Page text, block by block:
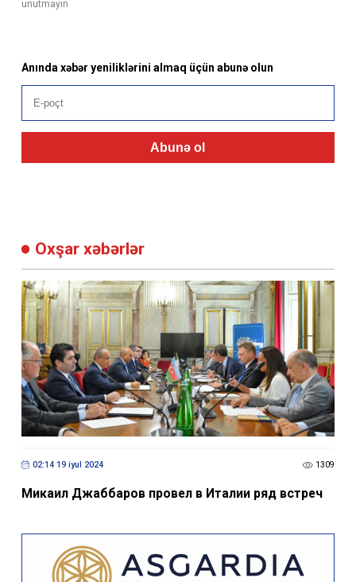
unutmayın
Anında xəbər yeniliklərini almaq üçün abunə olun
Abunə ol
Oxşar xəbərlər
02:14 19 iyul 2024 1309
Микаил Джаббаров провел в Италии ряд встреч